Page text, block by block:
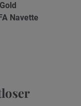
Navette